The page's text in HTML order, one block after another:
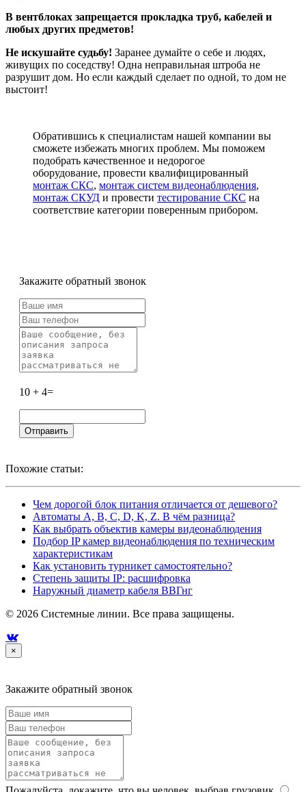
В вентблоках запрещается прокладка труб, кабелей и
любых других предметов!
Не искушайте судьбу! Заранее думайте о себе и людях,
живущих по соседству! Одна неправильная штроба не
разрушит дом. Но если каждый сделает по одной, то дом не
выстоит!
Обратившись к специалистам нашей компании вы
сможете избежать многих проблем. Мы поможем
подобрать качественное и недорогое
оборудование, провести квалифицированный
монтаж СКС, монтаж систем видеонаблюдения,
монтаж СКУД и провести тестирование СКС на
соответствие категории поверенным прибором.
Закажите обратный звонок
10 + 4=
Похожие статьи:
Чем дорогой блок питания отличается от дешевого?
Автоматы A, B, C, D, K, Z. В чём разница?
Как выбрать объектив камеры видеонаблюдения
Подбор IP камер видеонаблюдения по техническим
характеристикам
Как установить турникет самостоятельно?
Степень защиты IP: расшифровка
Наружный диаметр кабеля ВВГнг
© 2026 Системные линии. Все права защищены.

×
Закажите обратный звонок